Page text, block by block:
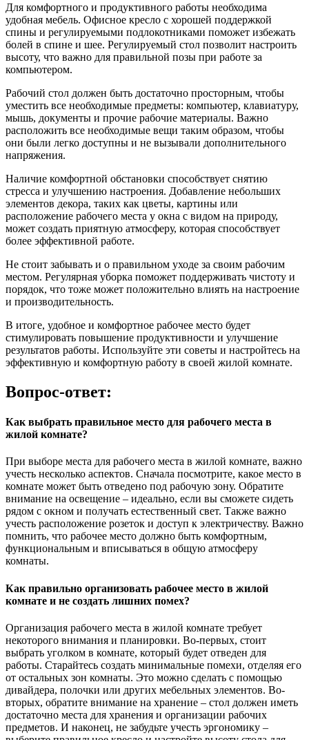
Для комфортного и продуктивного работы необходима
удобная мебель. Офисное кресло с хорошей поддержкой
спины и регулируемыми подлокотниками поможет избежать
болей в спине и шее. Регулируемый стол позволит настроить
высоту, что важно для правильной позы при работе за
компьютером.
Рабочий стол должен быть достаточно просторным, чтобы
уместить все необходимые предметы: компьютер, клавиатуру,
мышь, документы и прочие рабочие материалы. Важно
расположить все необходимые вещи таким образом, чтобы
они были легко доступны и не вызывали дополнительного
напряжения.
Наличие комфортной обстановки способствует снятию
стресса и улучшению настроения. Добавление небольших
элементов декора, таких как цветы, картины или
расположение рабочего места у окна с видом на природу,
может создать приятную атмосферу, которая способствует
более эффективной работе.
Не стоит забывать и о правильном уходе за своим рабочим
местом. Регулярная уборка поможет поддерживать чистоту и
порядок, что тоже может положительно влиять на настроение
и производительность.
В итоге, удобное и комфортное рабочее место будет
стимулировать повышение продуктивности и улучшение
результатов работы. Используйте эти советы и настройтесь на
эффективную и комфортную работу в своей жилой комнате.
Вопрос-ответ:
Как выбрать правильное место для рабочего места в
жилой комнате?
При выборе места для рабочего места в жилой комнате, важно
учесть несколько аспектов. Сначала посмотрите, какое место в
комнате может быть отведено под рабочую зону. Обратите
внимание на освещение – идеально, если вы сможете сидеть
рядом с окном и получать естественный свет. Также важно
учесть расположение розеток и доступ к электричеству. Важно
помнить, что рабочее место должно быть комфортным,
функциональным и вписываться в общую атмосферу
комнаты.
Как правильно организовать рабочее место в жилой
комнате и не создать лишних помех?
Организация рабочего места в жилой комнате требует
некоторого внимания и планировки. Во-первых, стоит
выбрать уголком в комнате, который будет отведен для
работы. Старайтесь создать минимальные помехи, отделяя его
от остальных зон комнаты. Это можно сделать с помощью
дивайдера, полочки или других мебельных элементов. Во-
вторых, обратите внимание на хранение – стол должен иметь
достаточно места для хранения и организации рабочих
предметов. И наконец, не забудьте учесть эргономику –